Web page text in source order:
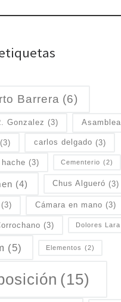
Barrera (6)
Gonzalez (3) Asamblea
(3) carlos delgado (3)
(3) Cementerio (2)
(4) Chus Algueró (3)
(3) Cámara en mano (3)
(3) Dolores Lara
(5) Elementos (2)
(15)